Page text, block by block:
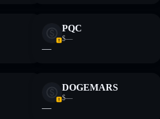
PQC
$—
—
DOGEMARS
$—
—